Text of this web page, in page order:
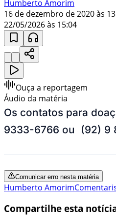
Humberto Amorim
16 de dezembro de 2020 às
22/05/2026 às 15:04
Ouça a reportagem
Áudio da matéria
Os contatos para
9333-6766 ou (92) 9
Comunicar erro nesta matéria
Humberto Amorim
Compartilhe esta